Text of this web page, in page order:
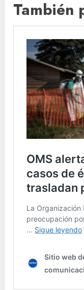
También